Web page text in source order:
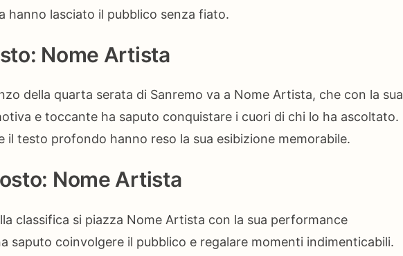
hanno lasciato il pubblico senza fiato.
Nome Artista
della quarta serata di Sanremo va a Nome Artista, che con la sua
e toccante ha saputo conquistare i cuori di chi lo ha ascoltato.
il testo profondo hanno reso la sua esibizione memorabile.
Nome Artista
classifica si piazza Nome Artista con la sua performance
saputo coinvolgere il pubblico e regalare momenti indimenticabili.